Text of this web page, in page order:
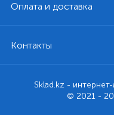
Оплата и доставка
Контакты
Sklad.kz -
© 2021 -